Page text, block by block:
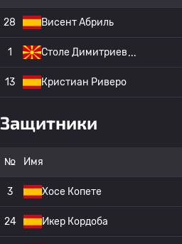
28 Висент Абриль
1 Столе Димитриев
13 Кристиан Риверо
Защитники
№ Имя
3 Хосе Копете
24 Икер Кордоба